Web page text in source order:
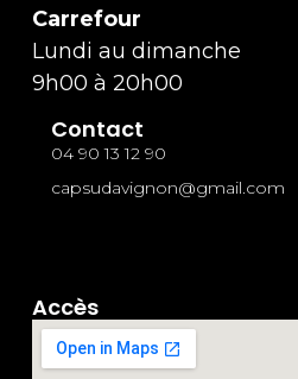
Carrefour
Lundi au dimanche
9h00 à 20h00
Contact
04 90 13 12 90
capsudavignon@gmail.com
Accès